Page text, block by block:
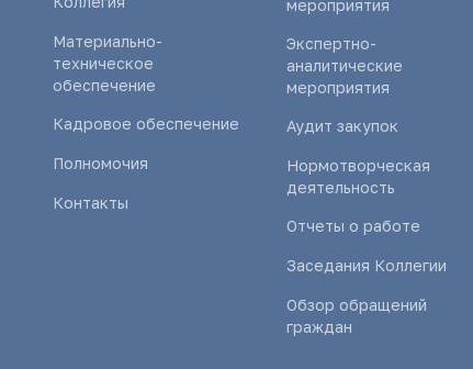
Материально-
техническое
обеспечение
Кадровое обеспечение
Полномочия
Контакты
мероприятия
Экспертно-
аналитические
мероприятия
Аудит закупок
Нормотворческая
деятельность
Отчеты о работе
Заседания Коллегии
Обзор обращений
граждан